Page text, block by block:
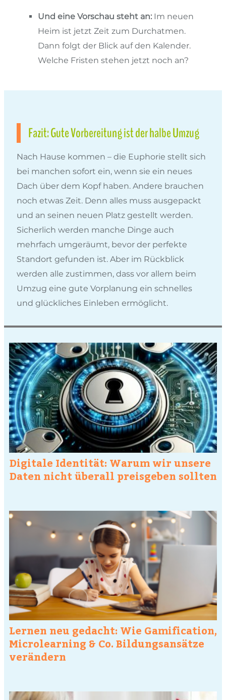
Und eine Vorschau steht an: Im neuen
Heim ist jetzt Zeit zum Durchatmen.
Dann folgt der Blick auf den Kalender.
Welche Fristen stehen jetzt noch an?
Fazit: Gute Vorbereitung ist der halbe Umzug
Nach Hause kommen – die Euphorie stellt sich
bei manchen sofort ein, wenn sie ein neues
Dach über dem Kopf haben. Andere brauchen
noch etwas Zeit. Denn alles muss ausgepackt
und an seinen neuen Platz gestellt werden.
Sicherlich werden manche Dinge auch
mehrfach umgeräumt, bevor der perfekte
Standort gefunden ist. Aber im Rückblick
werden alle zustimmen, dass vor allem beim
Umzug eine gute Vorplanung ein schnelles
und glückliches Einleben ermöglicht.
Digitale Identität: Warum wir unsere
Daten nicht überall preisgeben sollten
Lernen neu gedacht: Wie Gamification,
Microlearning & Co. Bildungsansätze
verändern